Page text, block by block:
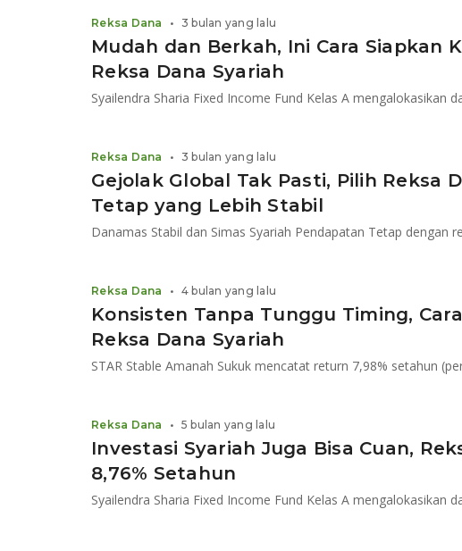
Mudah dan Berkah, Ini Cara Siapkan
Reksa Dana Syariah
Reksa Dana • 3 bulan yang lalu
Gejolak Global Tak Pasti, Pilih Reksa
Tetap yang Lebih Stabil
Reksa Dana • 3 bulan yang lalu
Konsisten Tanpa Tunggu Timing,
Reksa Dana Syariah
Reksa Dana • 4 bulan yang lalu
Investasi Syariah Juga Bisa Cuan,
8,76% Setahun
Reksa Dana • 5 bulan yang lalu